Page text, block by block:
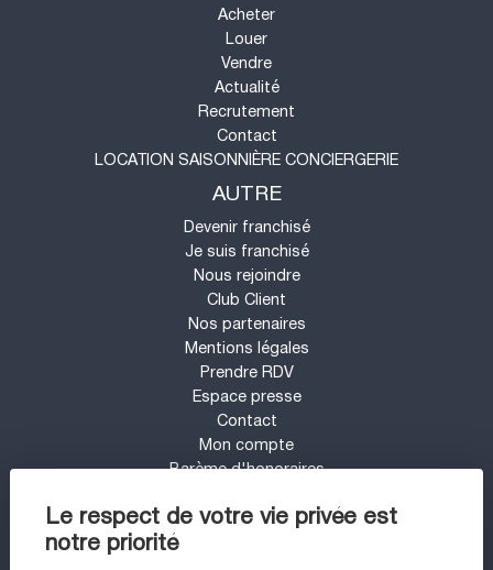
Le respect de votre vie privée est
notre priorité
Acheter
Louer
Vendre
Actualité
Recrutement
Contact
LOCATION SAISONNIÈRE CONCIERGERIE
AUTRE
Devenir franchisé
Je suis franchisé
Nous rejoindre
Club Client
Nos partenaires
Mentions légales
Prendre RDV
Espace presse
Contact
Mon compte
Barème d'honoraires
UN PROJET IMMOBILIER SUR LE SECTEUR
DE ARCACHON ?